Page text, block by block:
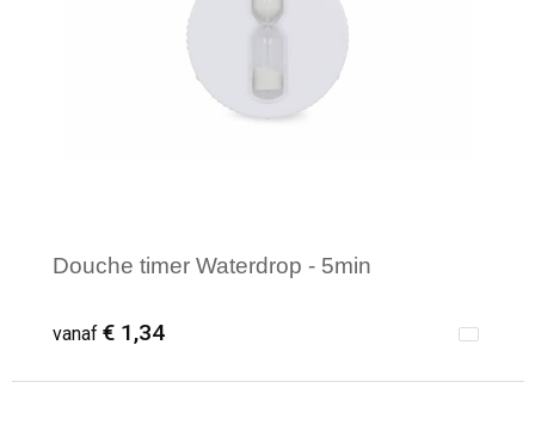
Douche timer Waterdrop - 5min
vanaf € 1,34